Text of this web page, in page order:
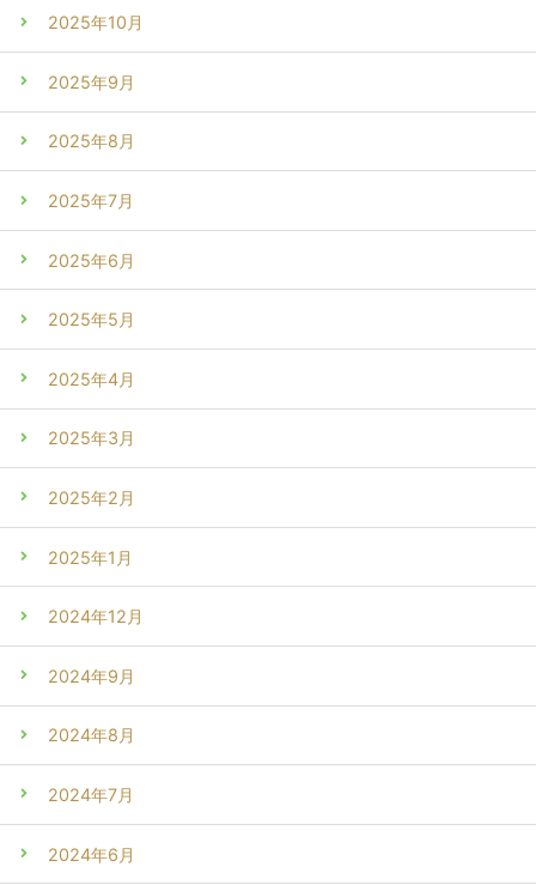
2025年10月
2025年9月
2025年8月
2025年7月
2025年6月
2025年5月
2025年4月
2025年3月
2025年2月
2025年1月
2024年12月
2024年9月
2024年8月
2024年7月
2024年6月